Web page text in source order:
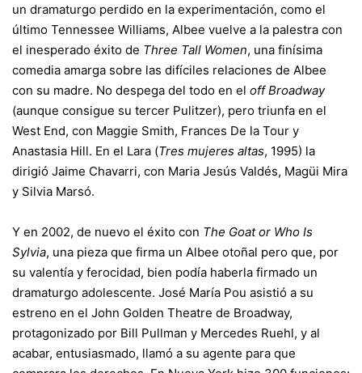
un dramaturgo perdido en la experimentación, como el
último Tennessee Williams, Albee vuelve a la palestra con
el inesperado éxito de Three Tall Women, una finísima
comedia amarga sobre las difíciles relaciones de Albee
con su madre. No despega del todo en el off Broadway
(aunque consigue su tercer Pulitzer), pero triunfa en el
West End, con Maggie Smith, Frances De la Tour y
Anastasia Hill. En el Lara (Tres mujeres altas, 1995) la
dirigió Jaime Chavarri, con Maria Jesús Valdés, Magüi Mira
y Silvia Marsó.
Y en 2002, de nuevo el éxito con The Goat or Who Is
Sylvia, una pieza que firma un Albee otoñal pero que, por
su valentía y ferocidad, bien podía haberla firmado un
dramaturgo adolescente. José María Pou asistió a su
estreno en el John Golden Theatre de Broadway,
protagonizado por Bill Pullman y Mercedes Ruehl, y al
acabar, entusiasmado, llamó a su agente para que